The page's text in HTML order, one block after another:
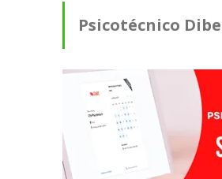
Psicotécnico Dibe